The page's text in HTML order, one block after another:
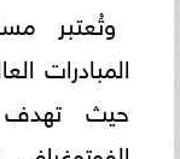
حيث تهدف